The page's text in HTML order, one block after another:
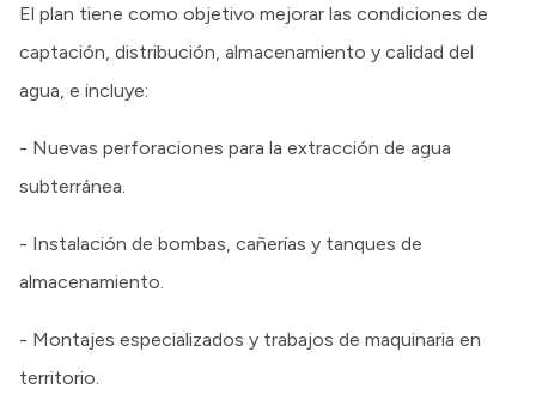
El plan tiene como objetivo mejorar las condiciones de
captación, distribución, almacenamiento y calidad del
agua, e incluye:
- Nuevas perforaciones para la extracción de agua
subterránea.
- Instalación de bombas, cañerías y tanques de
almacenamiento.
- Montajes especializados y trabajos de maquinaria en
territorio.